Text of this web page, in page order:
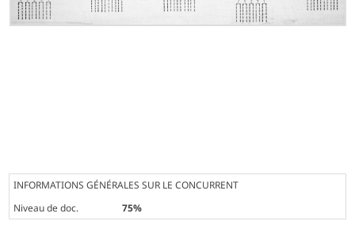
INFORMATIONS GÉNÉRALES SUR LE CONCURRENT
Niveau de doc.
75%